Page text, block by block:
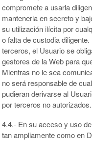
compromete a usarla
mantenerla en secreto y
su utilización ilícita por
o falta de custodia
terceros, el Usuario se
gestores de la Web para
Mientras no le sea
no será responsable de
pudieran derivarse al
por terceros no autorizados.
4.4.- En su acceso y uso
tan ampliamente como en